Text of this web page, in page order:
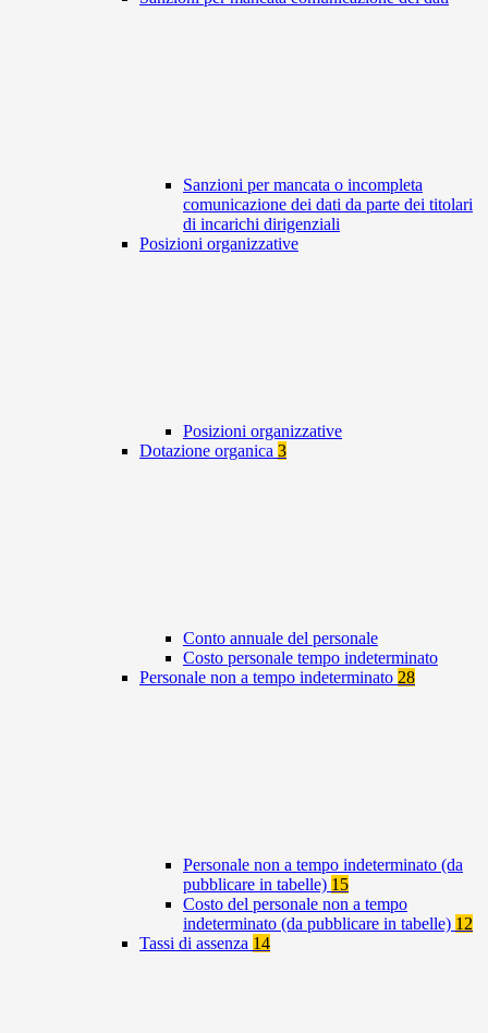
Sanzioni per mancata o incompleta
comunicazione dei dati da parte dei titolari
di incarichi dirigenziali
Posizioni organizzative
Posizioni organizzative
Dotazione organica 3
Conto annuale del personale
Costo personale tempo indeterminato
Personale non a tempo indeterminato 28
Personale non a tempo indeterminato (da
pubblicare in tabelle) 15
Costo del personale non a tempo
indeterminato (da pubblicare in tabelle) 12
Tassi di assenza 14